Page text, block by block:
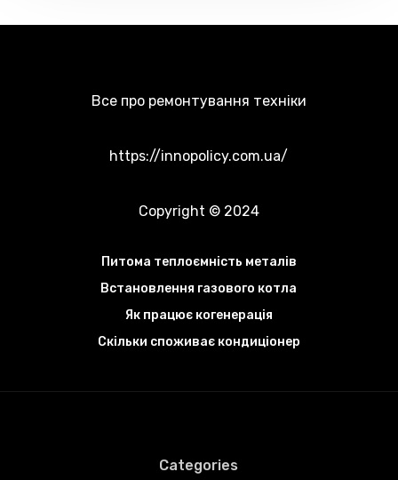
Все про ремонтування техніки
https://innopolicy.com.ua/
Copyright © 2024
Питома теплоємність металів
Встановлення газового котла
Як працює когенерація
Скільки споживає кондиціонер
Categories